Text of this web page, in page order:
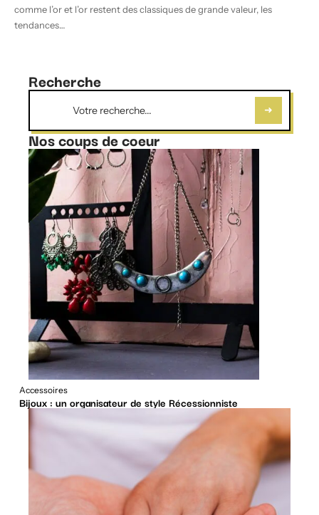
comme l’or et l’or restent des classiques de grande valeur, les
tendances…
Recherche
Nos coups de coeur
Accessoires
Bijoux : un organisateur de style Récessionniste